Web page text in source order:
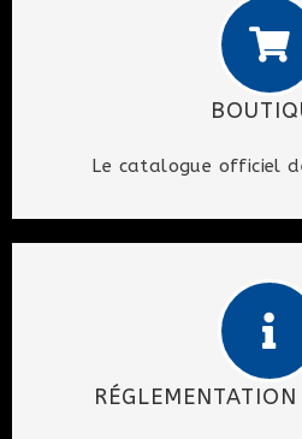
Le catalogue officiel